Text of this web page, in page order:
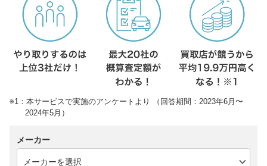
※1：本サービスで実施のアンケートより （回答期間：2023年6月〜
2024年5月）
メーカー